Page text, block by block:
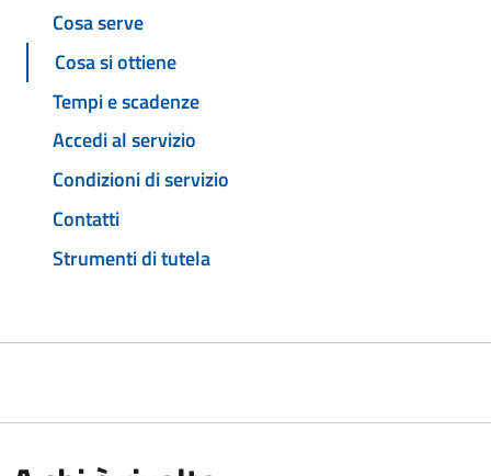
Cosa serve
Cosa si ottiene
Tempi e scadenze
Accedi al servizio
Condizioni di servizio
Contatti
Strumenti di tutela